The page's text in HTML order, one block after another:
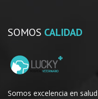
SOMOS CALIDAD
Somos excelencia en